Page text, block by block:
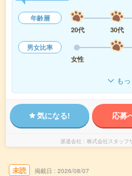
年齢層
20代
30代
男女比率
女性
も
気になる! 応募
派遣会社 株式会社スタッ
未読 掲載日 2026/08/07